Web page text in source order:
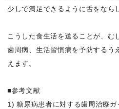
少しで満足できるように舌をなら
こうした食生活を送ることが、む
歯周病、生活習慣病を予防するう
えます。
■参考文献
1) 糖尿病患者に対する歯周治療